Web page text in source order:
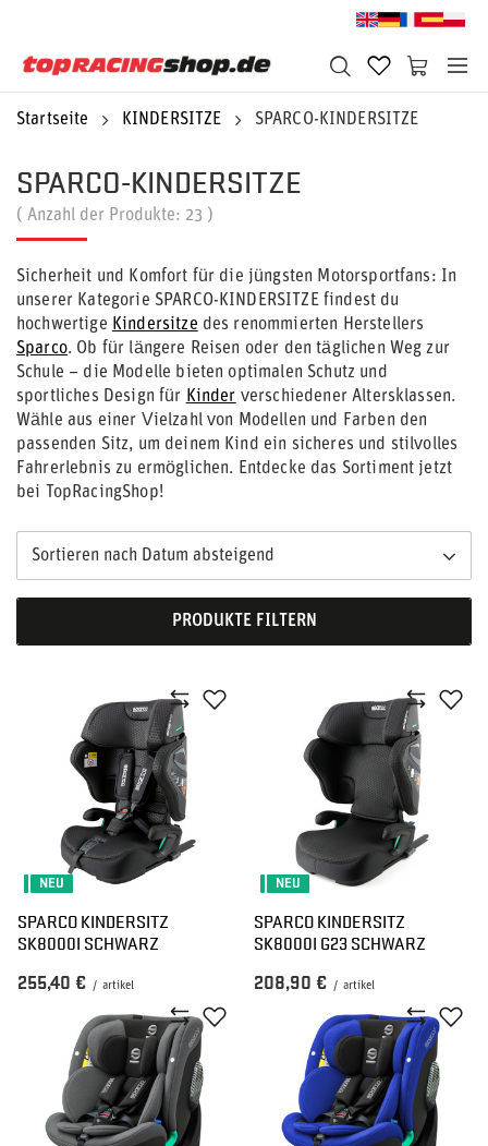
Startseite KINDERSITZE SPARCO-KINDERSITZE
SPARCO-KINDERSITZE
( Anzahl der Produkte: 23 )
Sicherheit und Komfort für die jüngsten Motorsportfans: In
unserer Kategorie SPARCO-KINDERSITZE findest du
hochwertige Kindersitze des renommierten Herstellers
Sparco. Ob für längere Reisen oder den täglichen Weg zur
Schule – die Modelle bieten optimalen Schutz und
sportliches Design für Kinder verschiedener Altersklassen.
Wähle aus einer Vielzahl von Modellen und Farben den
passenden Sitz, um deinem Kind ein sicheres und stilvolles
Fahrerlebnis zu ermöglichen. Entdecke das Sortiment jetzt
bei TopRacingShop!
Sortieren nach Datum absteigend
PRODUKTE FILTERN
NEU
SPARCO KINDERSITZ
SK8000I SCHWARZ
255,40 € / artikel
NEU
SPARCO KINDERSITZ
SK8000I G23 SCHWARZ
208,90 € / artikel